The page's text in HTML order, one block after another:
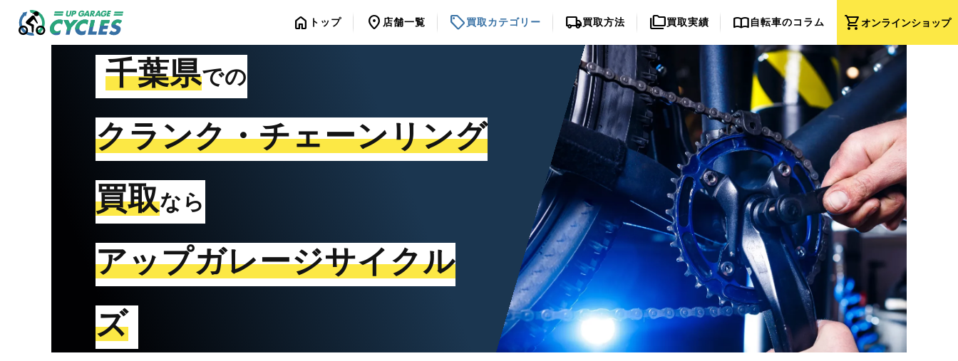
shopping_cartオンラインショップ
home トップ location_on 店舗一覧 sell買取カテゴリー local_shipping買取方法 folder_copy買取実績 import_contacts自転車のコラム
千葉県での
クランク・チェーンリング
買取なら
アップガレージサイクル
ズ